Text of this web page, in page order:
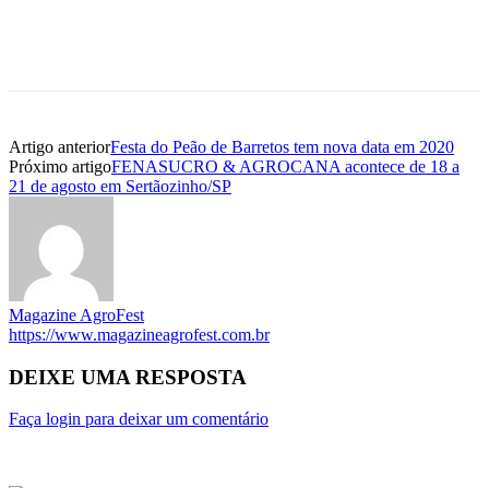
Artigo anteriorFesta do Peão de Barretos tem nova data em 2020
Próximo artigoFENASUCRO & AGROCANA acontece de 18 a
21 de agosto em Sertãozinho/SP
Magazine AgroFest
https://www.magazineagrofest.com.br
DEIXE UMA RESPOSTA
Faça login para deixar um comentário